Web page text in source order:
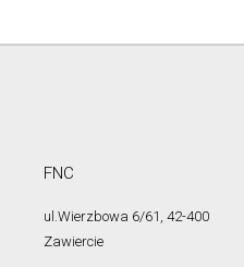
FNC
ul.Wierzbowa 6/61, 42-400
Zawiercie